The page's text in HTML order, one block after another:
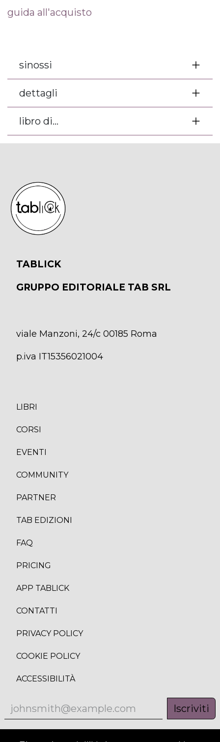
guida all'acquisto
sinossi
dettagli
libro di...
TABLICK
GRUPPO EDITORIALE TAB SRL
viale Manzoni, 24/c 00185 Roma
p.iva IT15356021004
LIBRI
CORSI
EVENTI
COMMUNITY
PARTNER
TAB EDIZIONI
FAQ
PRICING
APP TABLICK
CONTATTI
PRIVACY POLICY
COOKIE POLICY
ACCESSIBILITÀ
Iscriviti